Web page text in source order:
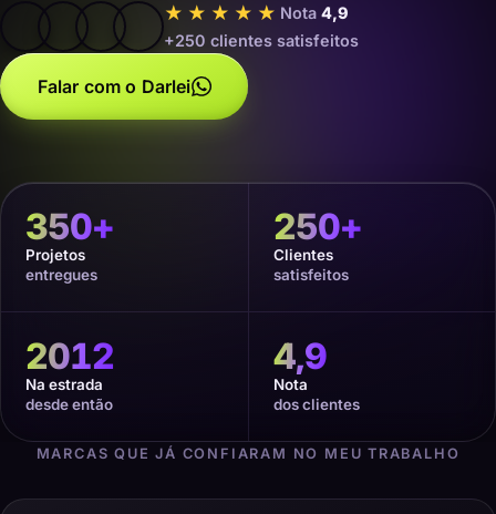
★★★★★ Nota 4,9
+250 clientes satisfeitos
Falar com o Darlei
350+
Projetos
entregues
250+
Clientes
satisfeitos
2012
Na estrada
desde então
4,9
Nota
dos clientes
MARCAS QUE JÁ CONFIARAM NO MEU TRABALHO